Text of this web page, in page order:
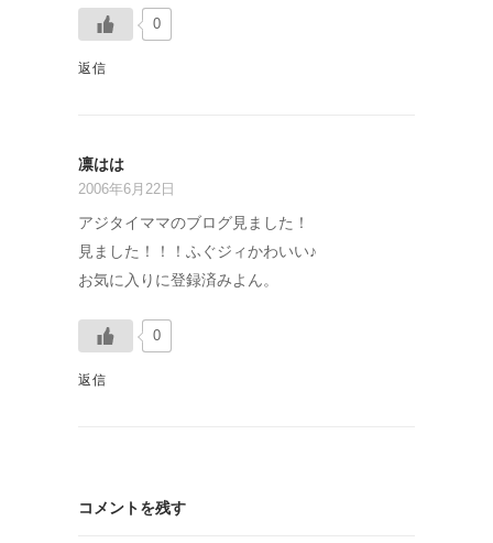
0
返信
凛はは
2006年6月22日
アジタイママのブログ見ました！
見ました！！！ふぐジィかわいい♪
お気に入りに登録済みよん。
0
返信
コメントを残す